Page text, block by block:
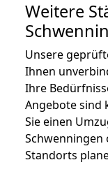
Weitere
Unsere
Ihnen
Ihre
Angebote sind
Sie einen
Standorts